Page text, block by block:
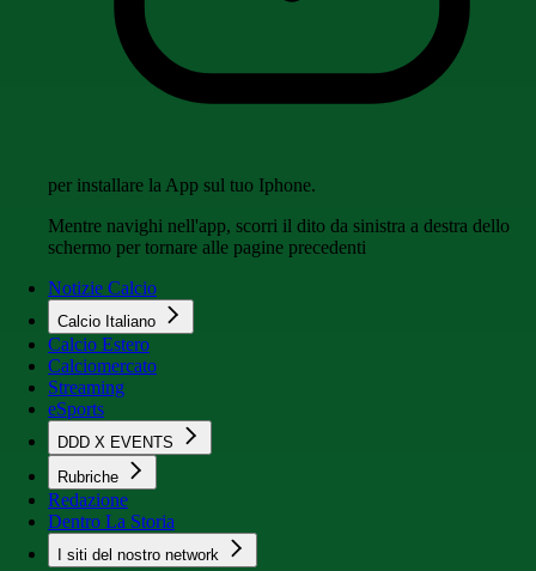
per installare la App sul tuo Iphone.
Mentre navighi nell'app, scorri il dito da sinistra a destra dello
schermo per tornare alle pagine precedenti
Notizie Calcio
Calcio Italiano
Calcio Estero
Calciomercato
Streaming
eSports
DDD X EVENTS
Rubriche
Redazione
Dentro La Storia
I siti del nostro network